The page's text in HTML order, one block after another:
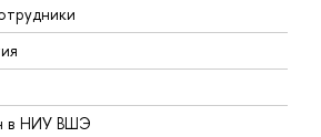
в НИУ ВШЭ